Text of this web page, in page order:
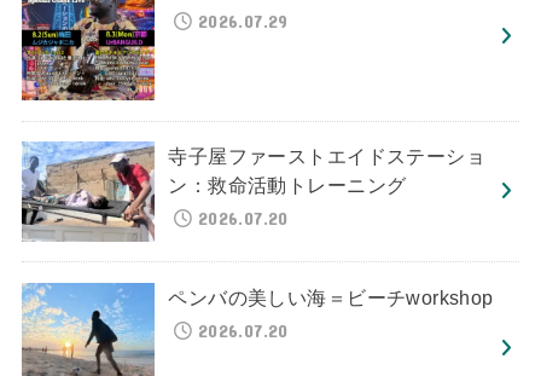
2026.07.29
寺子屋ファーストエイドステーショ
ン：救命活動トレーニング
2026.07.20
ペンバの美しい海＝ビーチworkshop
2026.07.20